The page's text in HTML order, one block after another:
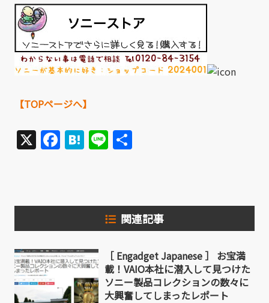
【TOPページへ】
X Facebook
Hatena
Line
関連記事
［ Engadget Japanese ］ お宝満
載！VAIO本社に潜入して見つけた
ソニー製品コレクションの数々に
大興奮してしまったレポート